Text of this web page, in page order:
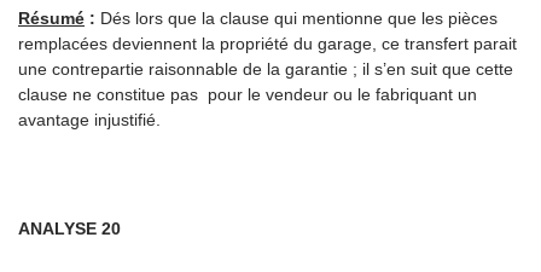
Résumé : Dés lors que la clause qui mentionne que les pièces
remplacées deviennent la propriété du garage, ce transfert parait
une contrepartie raisonnable de la garantie ; il s’en suit que cette
clause ne constitue pas pour le vendeur ou le fabriquant un
avantage injustifié.
ANALYSE 20